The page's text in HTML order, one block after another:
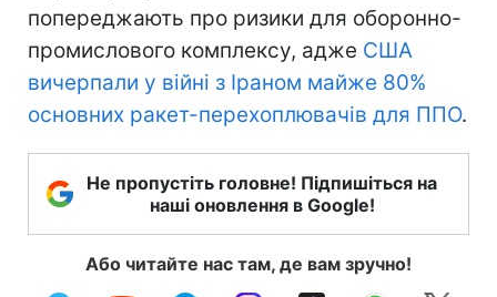
попереджають про ризики для оборонно-
промислового комплексу, адже США
вичерпали у війні з Іраном майже 80%
основних ракет-перехоплювачів для ППО.
Не пропустіть головне! Підпишіться на
наші оновлення в Google!
Або читайте нас там, де вам зручно!